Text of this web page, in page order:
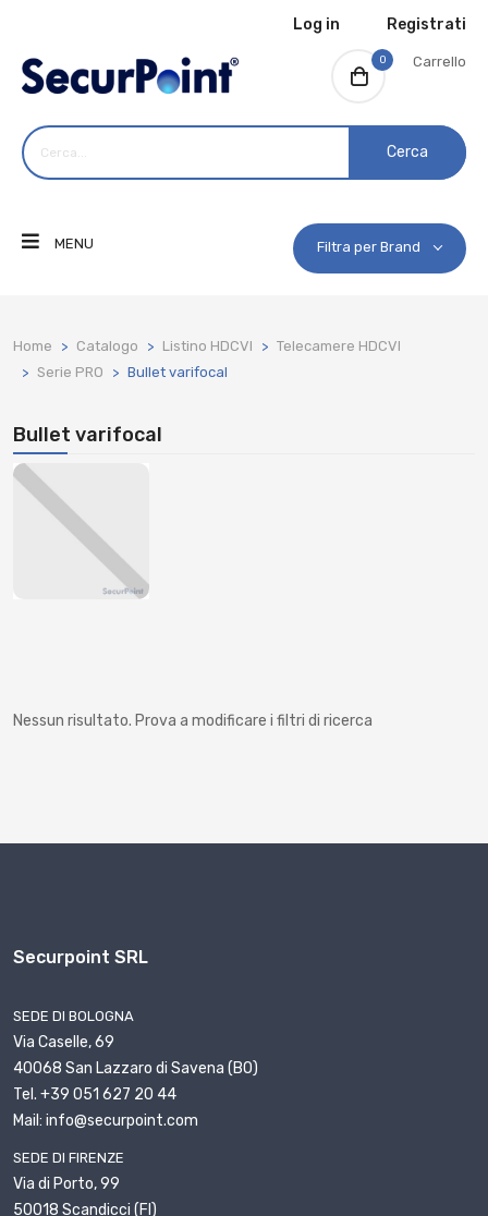
Log in Registrati
0 Carrello
Cerca
MENU Filtra per Brand
Home Catalogo Listino HDCVI
Telecamere HDCVI
Serie PRO
Bullet varifocal
Bullet varifocal
Nessun risultato. Prova a modificare i filtri di ricerca
Securpoint SRL
SEDE DI BOLOGNA
Via Caselle, 69
40068 San Lazzaro di Savena (BO)
Tel. +39 051 627 20 44
Mail: info@securpoint.com
SEDE DI FIRENZE
Via di Porto, 99
50018 Scandicci (FI)